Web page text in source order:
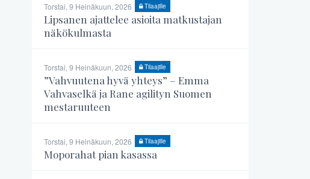
Torstai, 9 Heinäkuun, 2026 Tilaajille
Lipsanen ajattelee asioita matkustajan
näkökulmasta
Torstai, 9 Heinäkuun, 2026 Tilaajille
”Vahvuutena hyvä yhteys” – Emma
Vahvaselkä ja Rane agilityn Suomen
mestaruuteen
Torstai, 9 Heinäkuun, 2026 Tilaajille
Moporahat pian kasassa